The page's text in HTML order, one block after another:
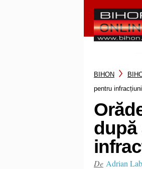
BIHON
pentru
după
De Adrian